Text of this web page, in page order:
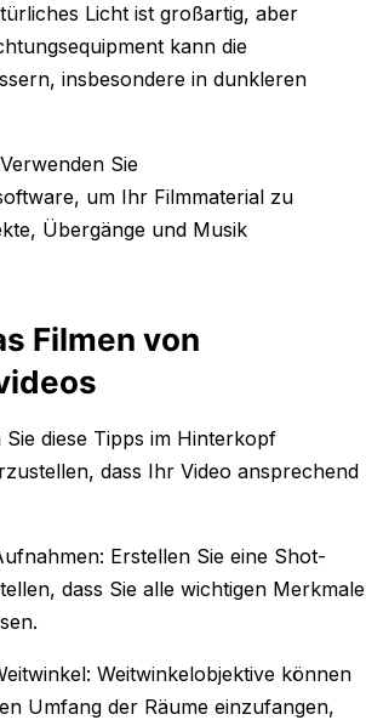
Licht ist großartig, aber
kann die
insbesondere in dunkleren
Sie
um Ihr Filmmaterial zu
Übergänge und Musik
Filmen von
Sie diese Tipps im Hinterkopf
dass Ihr Video ansprechend
Erstellen Sie eine Shot-
dass Sie alle wichtigen Merkmale
Weitwinkelobjektive können
Umfang der Räume einzufangen,